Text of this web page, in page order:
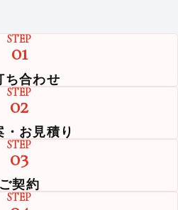
STEP
01
ち合わせ
STEP
02
・お見積り
STEP
03
ご契約
STEP